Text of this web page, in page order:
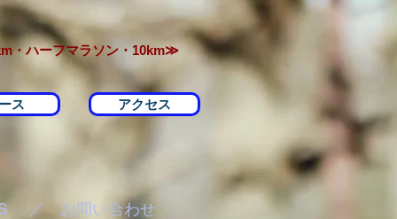
・ハーフマラソン・10km≫
ス アクセス
／ お問い合わせ